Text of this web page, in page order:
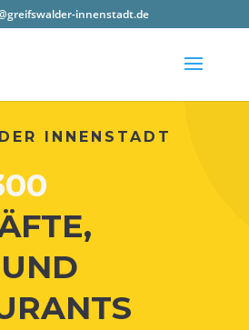
innenstadt.de
INNENSTADT